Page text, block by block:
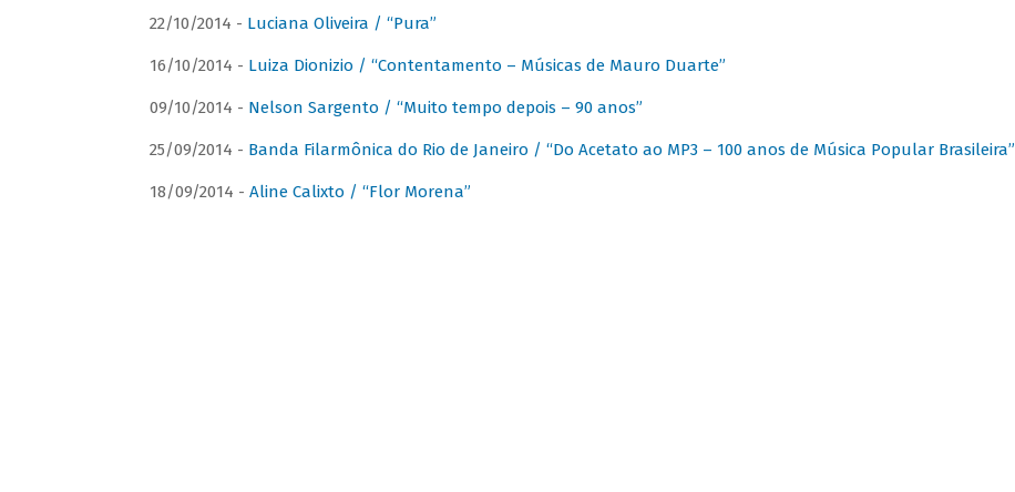
22/10/2014 - Luciana Oliveira / “Pura”
16/10/2014 - Luiza Dionizio / “Contentamento – Músicas de Mauro Duarte”
09/10/2014 - Nelson Sargento / “Muito tempo depois – 90 anos”
25/09/2014 - Banda Filarmônica do Rio de Janeiro / “Do Acetato ao MP3 – 100 anos de Música Popular Brasileira”
18/09/2014 - Aline Calixto / “Flor Morena”